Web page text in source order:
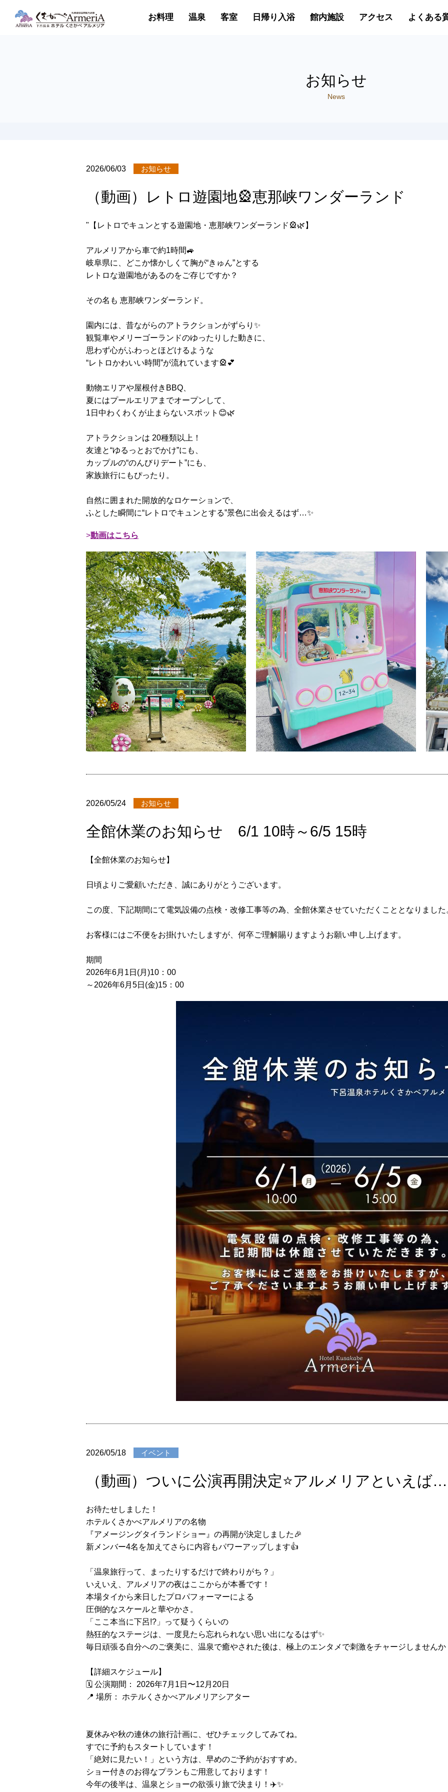
お料理 温泉 客室 日帰り入浴 館内施設 アクセス よくある
お知らせ
News
2026/06/03 お知らせ
（動画）レトロ遊園地🎡恵那峡ワンダーランド
"【レトロでキュンとする遊園地・恵那峡ワンダーランド🎡🌿】
アルメリアから車で約1時間🚙
岐阜県に、どこか懐かしくて胸が“きゅん”とする
レトロな遊園地があるのをご存じですか？
その名も 恵那峡ワンダーランド。
園内には、昔ながらのアトラクションがずらり✨
観覧車やメリーゴーランドのゆったりした動きに、
思わず心がふわっとほどけるような
“レトロかわいい時間”が流れています🎡💕
動物エリアや屋根付きBBQ、
夏にはプールエリアまでオープンして、
1日中わくわくが止まらないスポット😊🌿
アトラクションは 20種類以上！
友達と“ゆるっとおでかけ”にも、
カップルの“のんびりデート”にも、
家族旅行にもぴったり。
自然に囲まれた開放的なロケーションで、
ふとした瞬間に“レトロでキュンとする”景色に出会えるはず…✨
動画はこちら
2026/05/24 お知らせ
全館休業のお知らせ 6/1 10時～6/5 15時
【全館休業のお知らせ】
日頃よりご愛顧いただき、誠にありがとうございます。
この度、下記期間にて電気設備の点検・改修工事等の為、全館休業させていただくこととなりました
お客様にはご不便をお掛けいたしますが、何卒ご理解賜りますようお願い申し上げます。
期間
2026年6月1日(月)10：00
～2026年6月5日(金)15：00
2026/05/18 イベント
（動画）ついに公演再開決定⭐️アルメリアといえば…
お待たせしました！
ホテルくさかべアルメリアの名物
『アメージングタイランドショー』の再開が決定しました🎉
新メンバー4名を加えてさらに内容もパワーアップします👍
「温泉旅行って、まったりするだけで終わりがち？」
いえいえ、アルメリアの夜はここからが本番です！
本場タイから来日したプロパフォーマーによる
圧倒的なスケールと華やかさ。
「ここ本当に下呂!?」って疑うくらいの
熱狂的なステージは、一度見たら忘れられない思い出になるはず✨
毎日頑張る自分へのご褒美に、温泉で癒やされた後は、極上のエンタメで刺激をチャージしませんか
【詳細スケジュール】
🗓 公演期間： 2026年7月1日〜12月20日
📍 場所： ホテルくさかべアルメリアシアター
夏休みや秋の連休の旅行計画に、ぜひチェックしてみてね。
すでに予約もスタートしています！
「絶対に見たい！」という方は、早めのご予約がおすすめ。
ショー付きのお得なプランもご用意しております！
今年の後半は、温泉とショーの欲張り旅で決まり！✈️✨